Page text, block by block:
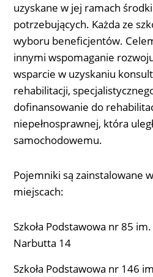
uzyskane w jej ramach
potrzebujących. Każda ze
wyboru beneficjentów.
innymi wspomaganie
wsparcie w uzyskaniu
rehabilitacji,
dofinansowanie do
niepełnosprawnej, która
samochodowemu.
Pojemniki są zainstalowane
miejscach:
Szkoła Podstawowa nr 85
Narbutta 14
Szkoła Podstawowa nr 146